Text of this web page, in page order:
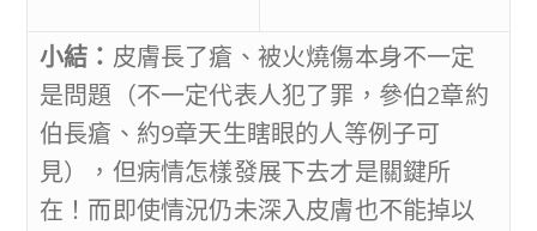
小結： 皮膚長了瘡、被火燒傷本身不一定
是問題（不一定代表人犯了罪，參伯2章約
伯長瘡、約9章天生瞎眼的人等例子可
見），但病情怎樣發展下去才是關鍵所
在！而即使情況仍未深入皮膚也不能掉以